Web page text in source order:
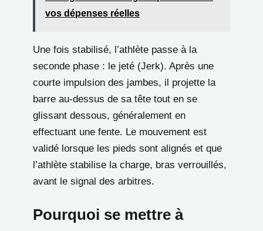
vos dépenses réelles
Une fois stabilisé, l’athlète passe à la
seconde phase : le jeté (Jerk). Après une
courte impulsion des jambes, il projette la
barre au-dessus de sa tête tout en se
glissant dessous, généralement en
effectuant une fente. Le mouvement est
validé lorsque les pieds sont alignés et que
l’athlète stabilise la charge, bras verrouillés,
avant le signal des arbitres.
Pourquoi se mettre à